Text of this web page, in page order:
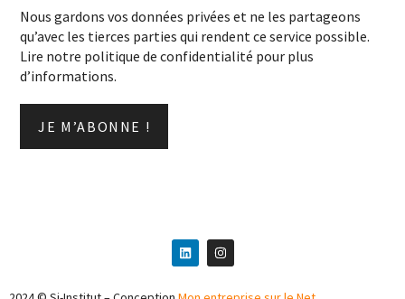
Nous gardons vos données privées et ne les partageons
qu’avec les tierces parties qui rendent ce service possible.
Lire notre politique de confidentialité pour plus
d’informations.